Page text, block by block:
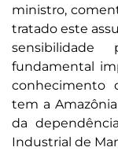
ministro,
tratado este
fundamental
conhecimento
tem a
da
Industrial de